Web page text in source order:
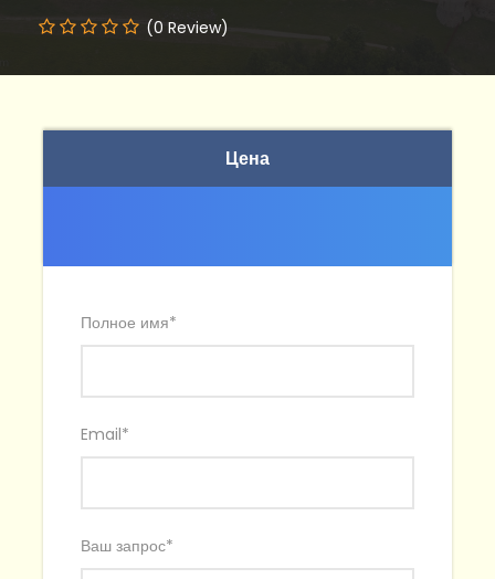
(0 Review)
Цена
Полное имя*
Email*
Ваш запрос*